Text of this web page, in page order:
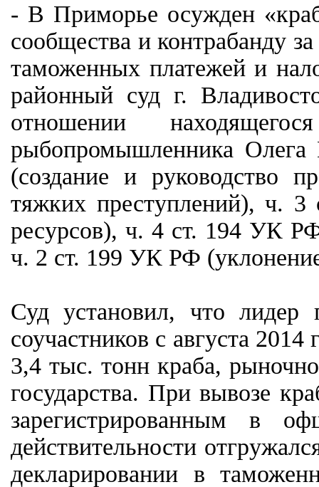
- В Приморье осужден
сообщества и контрабанду
таможенных платежей и
районный суд г.
отношении
рыбопромышленника
(создание и руководство
тяжких преступлений), ч.
ресурсов), ч. 4 ст. 194 УК
ч. 2 ст. 199 УК РФ
Суд установил, что лидер
соучастников с августа
3,4 тыс. тонн краба,
государства. При вывозе
зарегистрированным в
действительности
декларировании в